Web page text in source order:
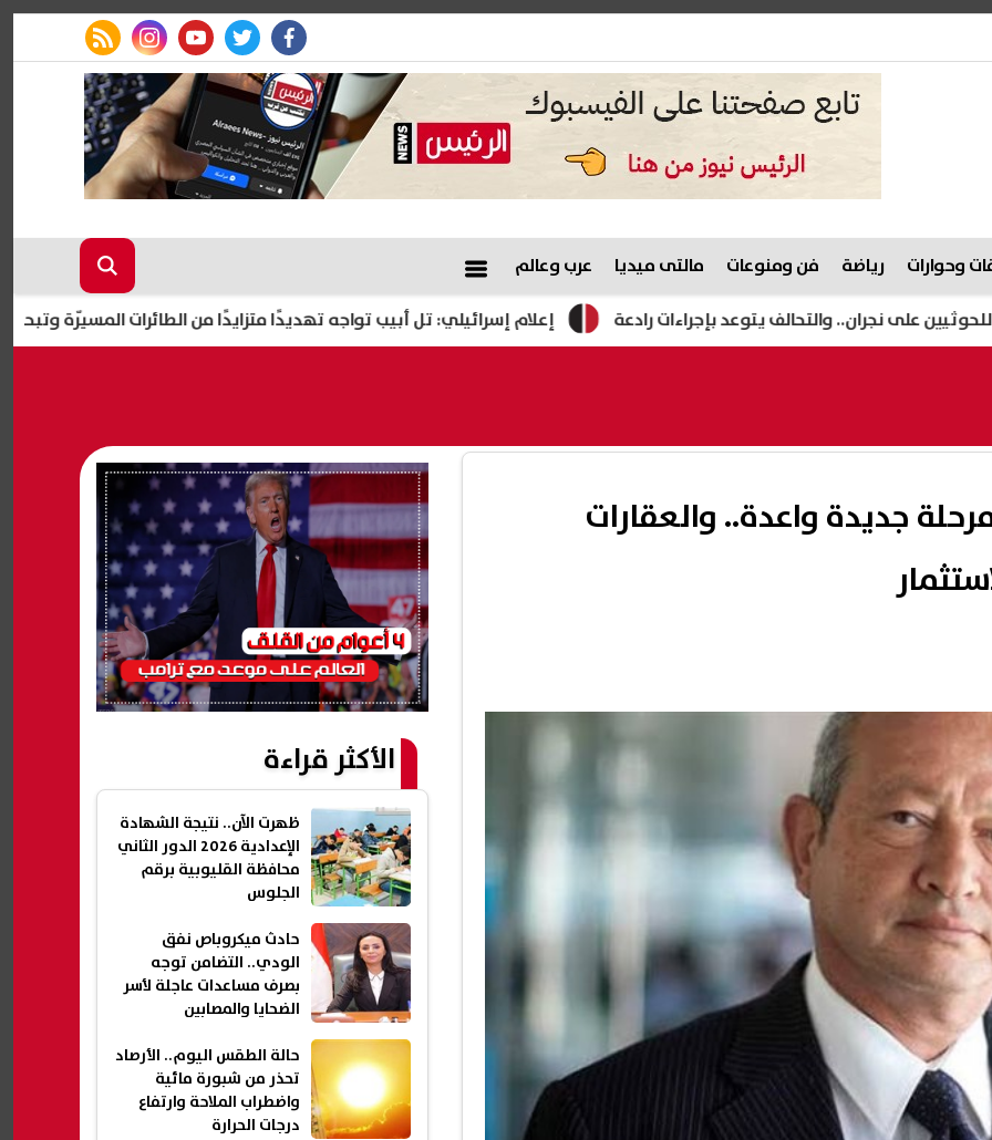
facebook
twitter
youtube
instagram
rss feed
وحوارات رياضة فن ومنوعات مالتى ميديا عرب وعالم
إعلام إسرائيلي: تل أبيب تواجه تهديدًا متزايدًا من الطائرات المسيّرة وتبحث فرض
جديدة واعدة.. والعقارات
الأكثر قراءة
ظهرت الآن.. نتيجة الشهادة
الإعدادية 2026 الدور الثاني
محافظة القليوبية برقم
الجلوس
حادث ميكروباص نفق
الودي.. التضامن توجه
بصرف مساعدات عاجلة لأسر
الضحايا والمصابين
حالة الطقس اليوم.. الأرصاد
تحذر من شبورة مائية
واضطراب الملاحة وارتفاع
درجات الحرارة